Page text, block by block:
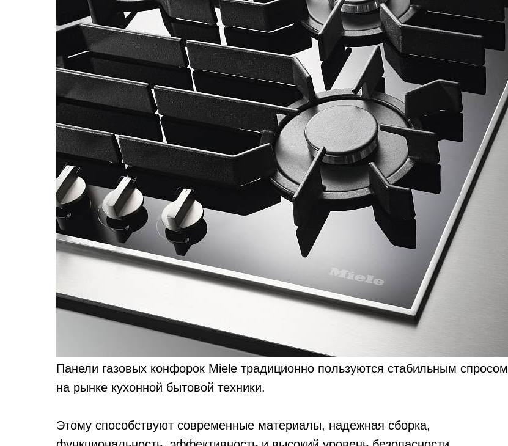
Панели газовых конфорок Miele традиционно пользуются стабильным спросом
на рынке кухонной бытовой техники.
Этому способствуют современные материалы, надежная сборка,